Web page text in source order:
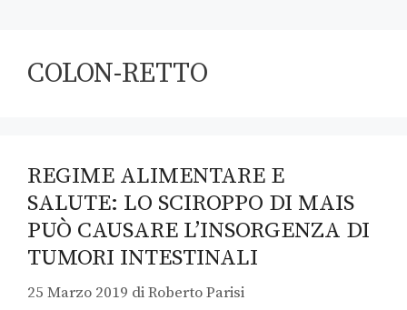
COLON-RETTO
REGIME ALIMENTARE E
SALUTE: LO SCIROPPO DI MAIS
PUÒ CAUSARE L’INSORGENZA DI
TUMORI INTESTINALI
25 Marzo 2019 diRoberto Parisi